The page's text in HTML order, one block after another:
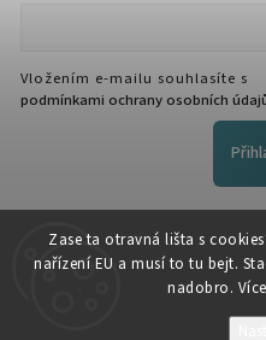
Zase ta otravná lišta s
nařízení EU a musí to tu bejt.
nadobro.
Vložením e-mailu souhlasíte s
podmínkami ochrany osobních
FACEBOOK